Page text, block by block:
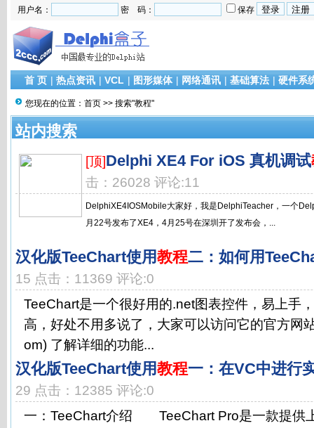
用户名： 密 码： 保存
首 页 | 热点资讯 | VCL | 图形媒体 | 网络通讯 | 基础算法 | 硬件系
您现在的位置： 首页 >> 搜索"教程"
站内搜索
[顶]Delphi XE4 For iOS 真机调试
击：26028 评论:11
DelphiXE4IOSMobile大家好，我是DelphiTeacher，一个
月22号发布了XE4，4月25号在深圳开了发布会，...
汉化版TeeChart使用教程二：如何用
15 点击：11369 评论:0
TeeChart是一个很好用的.net图表控件，易上手
高，好处不用多说了，大家可以访问它的官方网
om) 了解详细的功能...
汉化版TeeChart使用教程一：在VC中进行
29 点击：12385 评论:0
一：TeeChart介绍 TeeChart Pro是一款提供